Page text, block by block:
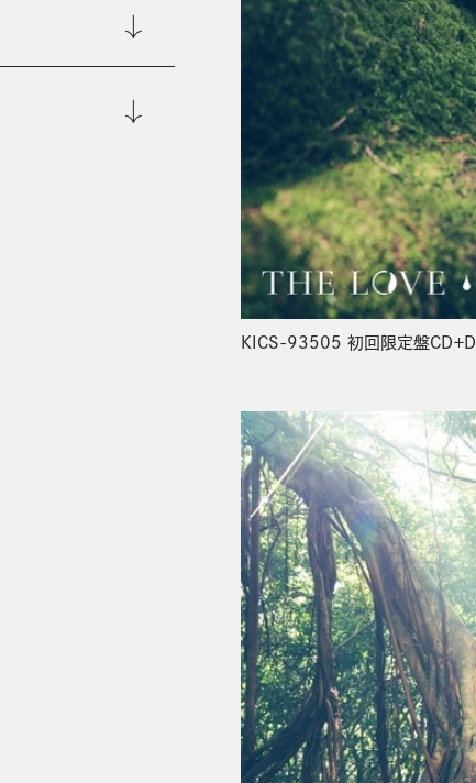
KICS-93505 初回限定盤CD＋